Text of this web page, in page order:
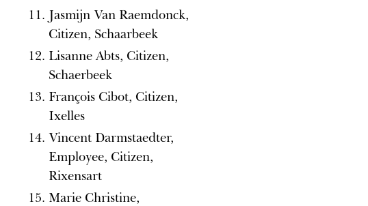
Jasmijn Van Raemdonck,
Citizen, Schaarbeek
Lisanne Abts, Citizen,
Schaerbeek
François Cibot, Citizen,
Ixelles
Vincent Darmstaedter,
Employee, Citizen,
Rixensart
Marie Christine,